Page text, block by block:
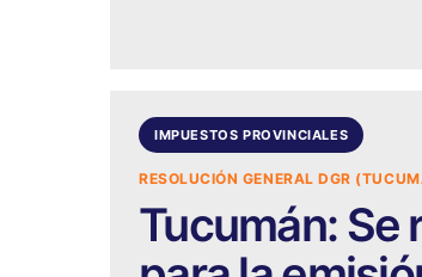
IMPUESTOS PROVINCIALES
RESOLUCIÓN GENERAL DGR
Tucumán: Se